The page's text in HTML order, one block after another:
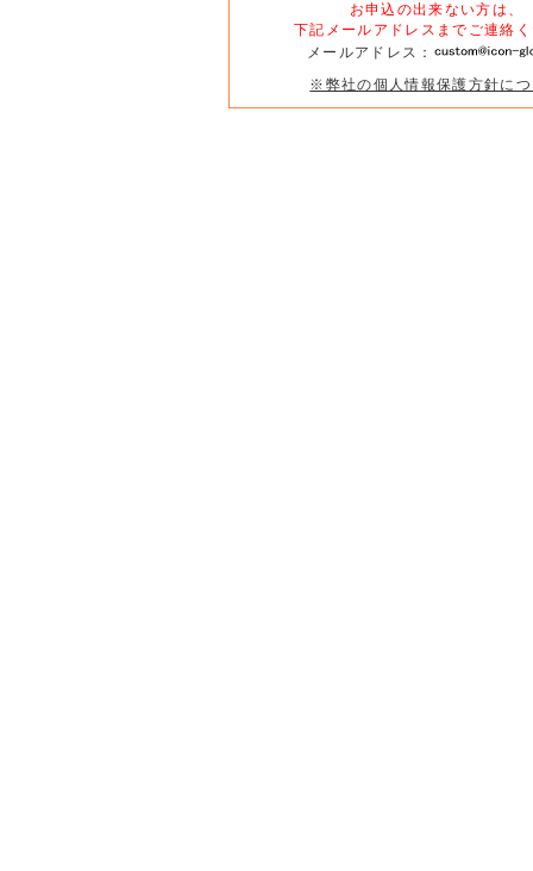
お申込の出来ない方は、
下記メールアドレスまでご連絡
メールアドレス：
※弊社の個人情報保護方針に